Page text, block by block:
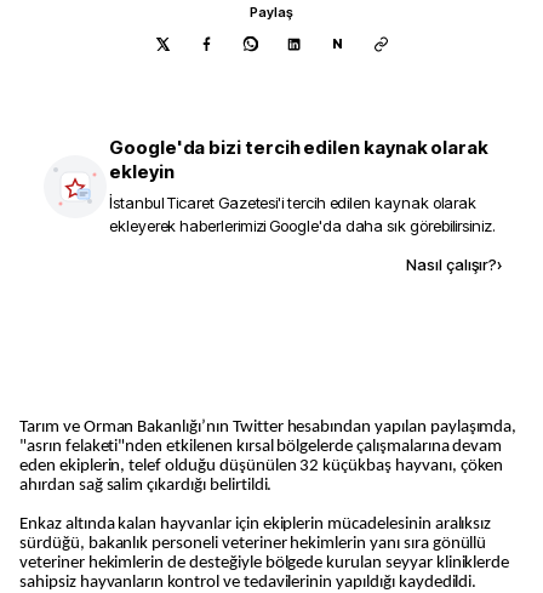
Paylaş
N
Google'da bizi tercih edilen kaynak olarak
ekleyin
İstanbul Ticaret Gazetesi'i tercih edilen kaynak olarak
ekleyerek haberlerimizi Google'da daha sık görebilirsiniz.
Nasıl çalışır?›
Tarım ve Orman Bakanlığı’nın Twitter hesabından yapılan paylaşımda,
"asrın felaketi"nden etkilenen kırsal bölgelerde çalışmalarına devam
eden ekiplerin, telef olduğu düşünülen 32 küçükbaş hayvanı, çöken
ahırdan sağ salim çıkardığı belirtildi.
Enkaz altında kalan hayvanlar için ekiplerin mücadelesinin aralıksız
sürdüğü, bakanlık personeli veteriner hekimlerin yanı sıra gönüllü
veteriner hekimlerin de desteğiyle bölgede kurulan seyyar kliniklerde
sahipsiz hayvanların kontrol ve tedavilerinin yapıldığı kaydedildi.